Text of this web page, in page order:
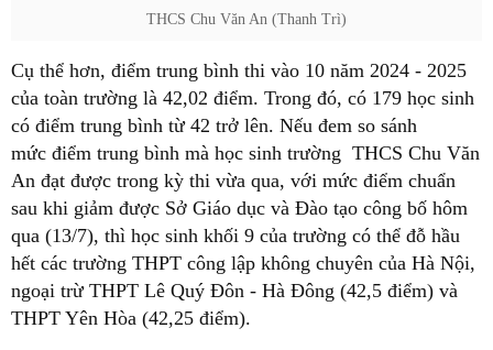
THCS Chu Văn An (Thanh Trì)
Cụ thể hơn, điểm trung bình thi vào 10 năm 2024 - 2025
của toàn trường là 42,02 điểm. Trong đó, có 179 học sinh
có điểm trung bình từ 42 trở lên. Nếu đem so sánh
mức điểm trung bình mà học sinh trường THCS Chu Văn
An đạt được trong kỳ thi vừa qua, với mức điểm chuẩn
sau khi giảm được Sở Giáo dục và Đào tạo công bố hôm
qua (13/7), thì học sinh khối 9 của trường có thể đỗ hầu
hết các trường THPT công lập không chuyên của Hà Nội,
ngoại trừ THPT Lê Quý Đôn - Hà Đông (42,5 điểm) và
THPT Yên Hòa (42,25 điểm).